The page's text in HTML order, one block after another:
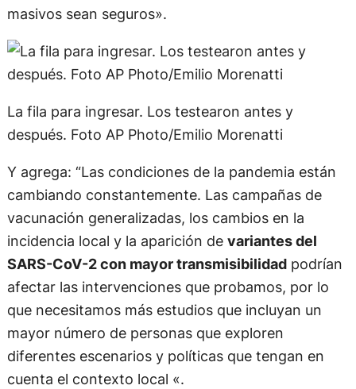
masivos sean seguros».
La fila para ingresar. Los testearon antes y
después. Foto AP Photo/Emilio Morenatti
Y agrega: “Las condiciones de la pandemia están
cambiando constantemente. Las campañas de
vacunación generalizadas, los cambios en la
incidencia local y la aparición de variantes del
SARS-CoV-2 con mayor transmisibilidadpodrían
afectar las intervenciones que probamos, por lo
que necesitamos más estudios que incluyan un
mayor número de personas que exploren
diferentes escenarios y políticas que tengan en
cuenta el contexto local «.